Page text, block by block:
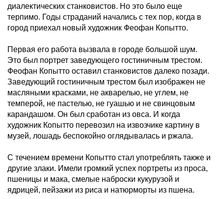
диалектических станковистов. Но это было еще
терпимо. Годы страданий начались с тех пор, когда в
город приехал новый художник Феофан Копытто.
Первая его работа вызвала в городе большой шум.
Это был портрет заведующего гостиничным трестом.
Феофан Копытто оставил станковистов далеко позади.
Заведующий гостиничным трестом был изображен не
масляными красками, не акварелью, не углем, не
темперой, не пастелью, не гуашью и не свинцовым
карандашом. Он был сработан из овса. И когда
художник Копытто перевозил на извозчике картину в
музей, лошадь беспокойно оглядывалась и ржала.
С течением времени Копытто стал употреблять также и
другие злаки. Имели громкий успех портреты из проса,
пшеницы и мака, смелые наброски кукурузой и
ядрицей, пейзажи из риса и натюрморты из пшена.